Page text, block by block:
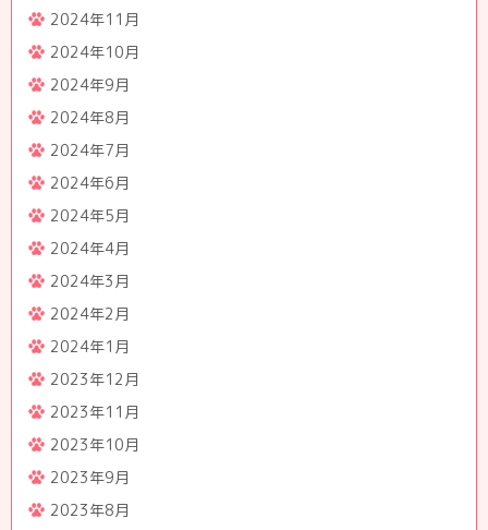
2024年11月
2024年10月
2024年9月
2024年8月
2024年7月
2024年6月
2024年5月
2024年4月
2024年3月
2024年2月
2024年1月
2023年12月
2023年11月
2023年10月
2023年9月
2023年8月